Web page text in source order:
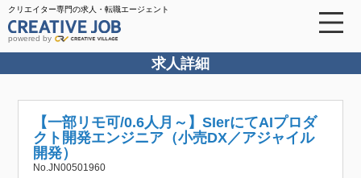
クリエイター専門の求人・転職エージェント
powered by
求人詳細
【一部リモ可/0.6人月～】SIerにてAIプロダ
クト開発エンジニア（小売DX／アジャイル
開発）
No.JN00501960